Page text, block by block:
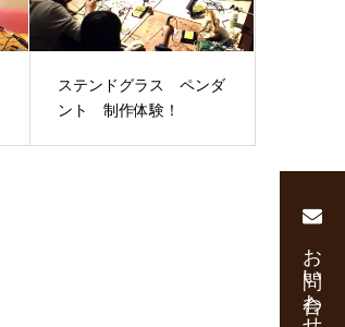
ステンドグラス ペンダ
ント 制作体験！
お問い合わせ